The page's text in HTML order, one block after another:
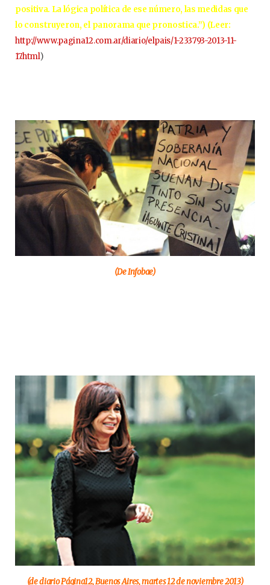
positiva. La lógica política de ese número, las medidas que
lo construyeron, el panorama que pronostica.”) (Leer:
http://www.pagina12.com.ar/diario/elpais/1-233793-2013-11-
17.html)
(De Infobae)
(de diario Página12, Buenos Aires, martes 12 de noviembre 2013)